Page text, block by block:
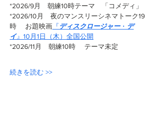
*2026/9月　朝練10時テーマ　「コメディ」
*2026/10月　夜のマンスリーシネマトーク19
時 　お題映画 『ディスクロージャー・ デ
イ』10月1日（木）全国公開
*2026/11月　朝練10時　 テーマ未定
続きを読む >>